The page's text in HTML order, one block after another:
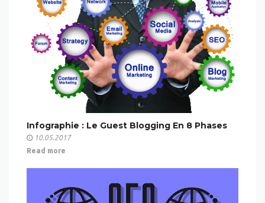
Infographie : Le Guest Blogging En 8 Phases
10.05.2017
Read more